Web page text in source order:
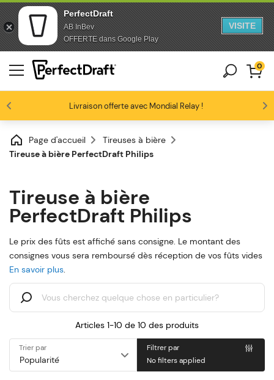
PerfectDraft
AB InBev
OFFERTE dans Google Play
VISITE
Passer au contenu
Passer en bas de page
Livraison offerte avec Mondial Relay !
Profitez de -10% dès 3 fûts unitaires
Les amateurs de bière nous adorent
0
Page d'accueil
Tireuses à bière
Tireuse à bière PerfectDraft Philips
Tireuse à bière
PerfectDraft Philips
Le prix des fûts est affiché sans consigne. Le montant des
consignes vous sera remboursé dès réception de vos fûts vides
En savoir plus.
Articles 1-10 de 10 des produits
Trier par
Filtrer par
No filters applied